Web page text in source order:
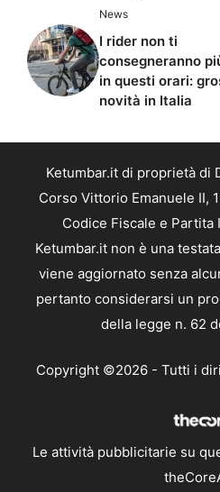
News
I rider non ti
consegneranno
in questi orari:
novità in Italia
Ketumbar.it di proprietà di
Corso Vittorio Emanuele II,
Codice Fiscale e Partita
Ketumbar.it non è una
viene aggiornato senza
pertanto considerarsi un
della legge n. 62
Copyright ©2026 - Tutti i
Le attività pubblicitarie su